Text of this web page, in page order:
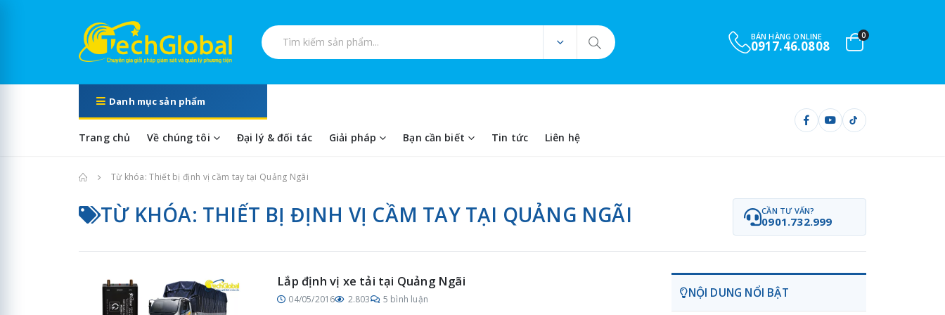
Tìm kiếm sản phẩm
BÁN HÀNG ONLINE
0917.46.0808
0
Danh mục sản phẩm
Trang chủ Về chúng tôi Đại lý & đối tác Giải pháp Bạn cần biết Tin tức Liên hệ
Trang chủTừ khóa: Thiết bị định vị cầm tay tại Quảng Ngãi
TỪ KHÓA: THIẾT BỊ ĐỊNH VỊ CẦM TAY TẠI QUẢNG NGÃI CẦN TƯ VẤN?
0901.732.999
Lắp định vị xe tải tại Quảng Ngãi
04/05/2016 2.803 5 bình luận NỘI DUNG NỔI BẬT